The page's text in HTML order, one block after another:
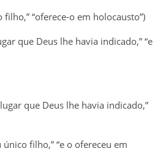
“oferece-o em holocausto”)
que Deus lhe havia indicado,” “e
que Deus lhe havia indicado,”
filho,” “e o ofereceu em